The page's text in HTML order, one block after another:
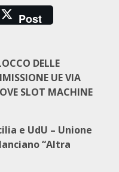
Post
DELLE
UE VIA
SLOT MACHINE
e UdU – Unione
“Altra